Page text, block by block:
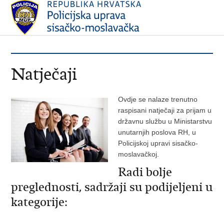
Natječaji
Ovdje se nalaze trenutno
raspisani natječaji za prijam u
državnu službu u Ministarstvu
unutarnjih poslova RH, u
Policijskoj upravi sisačko-
moslavačkoj.
Radi bolje
preglednosti, sadržaji su podijeljeni u
kategorije: